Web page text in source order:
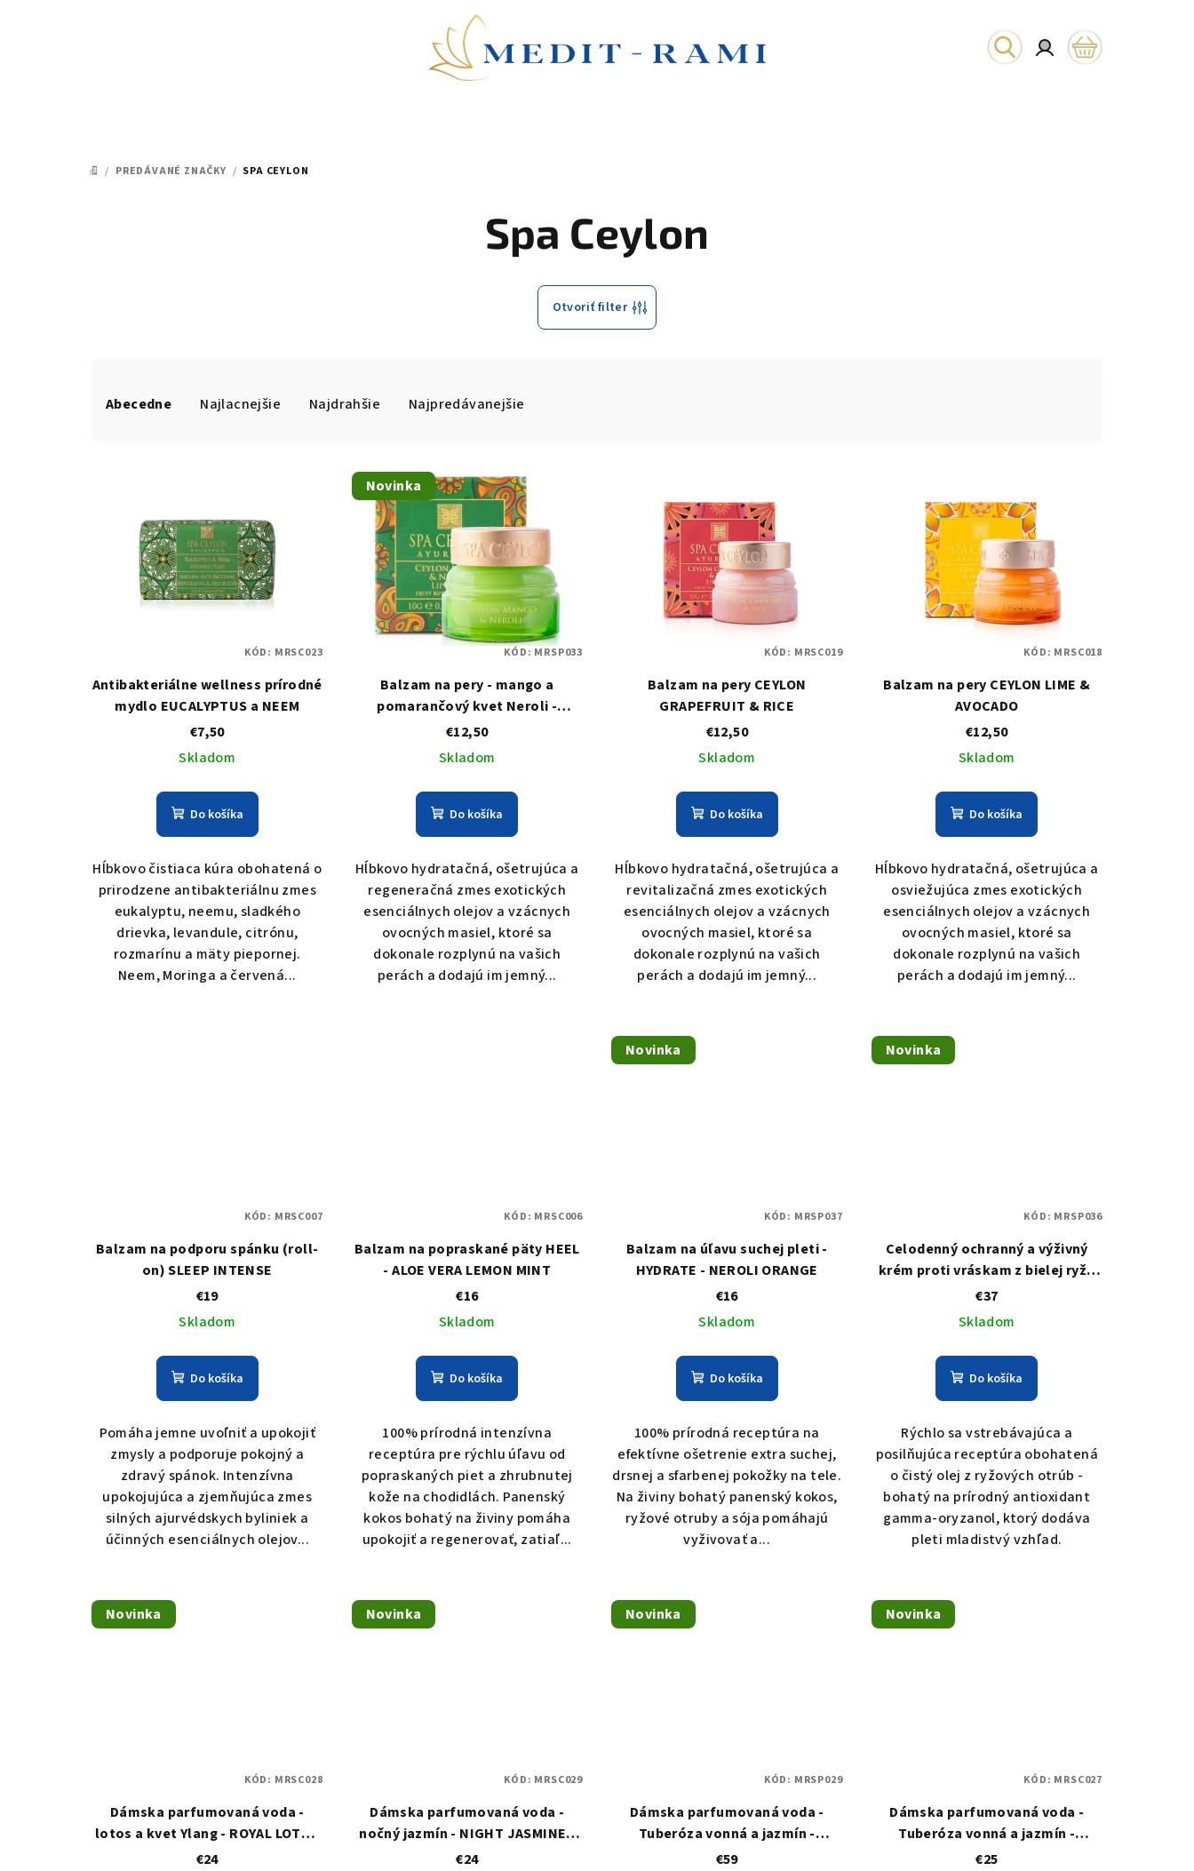
DOMOV
/ PREDÁVANÉ ZNAČKY / SPA CEYLON
Spa Ceylon
Otvoriť filter
a
o
o
v
Abecedne Najlacnejšie Najdrahšie Najpredávanejšie
r
o
Antibakteriálne wellness prírodné
mydlo EUCALYPTUS a NEEM
€7,50
Skladom
Do košíka
Hĺbkovo čistiaca kúra obohatená o
prirodzene antibakteriálnu zmes
eukalyptu, neemu, sladkého
drievka, levandule, citrónu,
rozmarínu a mäty piepornej.
Neem, Moringa a červená...
KÓD: MRSC023
Novinka
Balzam na pery - mango a
pomarančový kvet Neroli -
MANGO NEROLI
€12,50
Skladom
Do košíka
Hĺbkovo hydratačná, ošetrujúca a
regeneračná zmes exotických
esenciálnych olejov a vzácnych
ovocných masiel, ktoré sa
dokonale rozplynú na vašich
perách a dodajú im jemný...
KÓD: MRSP033
Balzam na pery CEYLON
GRAPEFRUIT & RICE
€12,50
Skladom
Do košíka
Hĺbkovo hydratačná, ošetrujúca a
revitalizačná zmes exotických
esenciálnych olejov a vzácnych
ovocných masiel, ktoré sa
dokonale rozplynú na vašich
perách a dodajú im jemný...
KÓD: MRSC019
Balzam na pery CEYLON LIME &
AVOCADO
€12,50
Skladom
Do košíka
Hĺbkovo hydratačná, ošetrujúca a
osviežujúca zmes exotických
esenciálnych olejov a vzácnych
ovocných masiel, ktoré sa
dokonale rozplynú na vašich
perách a dodajú im jemný...
KÓD: MRSC018
Balzam na podporu spánku (roll-
on) SLEEP INTENSE
€19
Skladom
Do košíka
Pomáha jemne uvoľniť a upokojiť
zmysly a podporuje pokojný a
zdravý spánok. Intenzívna
upokojujúca a zjemňujúca zmes
silných ajurvédskych byliniek a
účinných esenciálnych olejov...
KÓD: MRSC007
Balzam na popraskané päty HEEL
- ALOE VERA LEMON MINT
€16
Skladom
Do košíka
100% prírodná intenzívna
receptúra pre rýchlu úľavu od
popraskaných piet a zhrubnutej
kože na chodidlách. Panenský
kokos bohatý na živiny pomáha
upokojiť a regenerovať, zatiaľ...
KÓD: MRSC006
Novinka
Balzam na úľavu suchej pleti -
HYDRATE - NEROLI ORANGE
€16
Skladom
Do košíka
100% prírodná receptúra na
efektívne ošetrenie extra suchej,
drsnej a sfarbenej pokožky na tele.
Na živiny bohatý panenský kokos,
ryžové otruby a sója pomáhajú
vyživovať a...
KÓD: MRSP037
Novinka
Celodenný ochranný a výživný
krém proti vráskam z bielej ryže
(Protector) WHITE RICE
€37
Skladom
Do košíka
Rýchlo sa vstrebávajúca a
posilňujúca receptúra obohatená
o čistý olej z ryžových otrúb -
bohatý na prírodný antioxidant
gamma-oryzanol, ktorý dodáva
pleti mladistvý vzhľad.
KÓD: MRSP036
Novinka
Dámska parfumovaná voda -
lotos a kvet Ylang - ROYAL LOTUS
(roll-on)
€24
KÓD: MRSC028
Novinka
Dámska parfumovaná voda -
nočný jazmín - NIGHT JASMINE -
roll-on
€24
KÓD: MRSC029
Novinka
Dámska parfumovaná voda -
Tuberóza vonná a jazmín -
TUBEROSE
€59
KÓD: MRSP029
Novinka
Dámska parfumovaná voda -
Tuberóza vonná a jazmín -
TUBEROSE - roll-on
€25
KÓD: MRSC027